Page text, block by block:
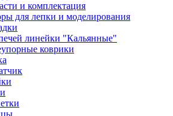
и комплектация
для лепки и моделирования
линейки "Кальянные"
коврики